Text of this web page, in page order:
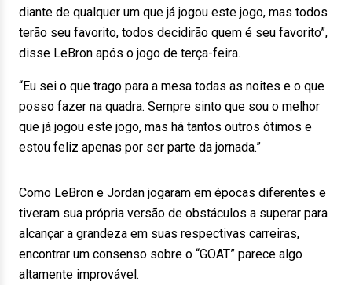
diante de qualquer um que já jogou este jogo, mas todos
terão seu favorito, todos decidirão quem é seu favorito”,
disse LeBron após o jogo de terça-feira.
“Eu sei o que trago para a mesa todas as noites e o que
posso fazer na quadra. Sempre sinto que sou o melhor
que já jogou este jogo, mas há tantos outros ótimos e
estou feliz apenas por ser parte da jornada.”
Como LeBron e Jordan jogaram em épocas diferentes e
tiveram sua própria versão de obstáculos a superar para
alcançar a grandeza em suas respectivas carreiras,
encontrar um consenso sobre o “GOAT” parece algo
altamente improvável.